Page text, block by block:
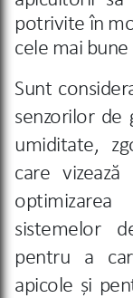
potrivite în
cele mai
Sunt
senzorilor de
umiditate,
care
sistemelor
pentru a
apicole și